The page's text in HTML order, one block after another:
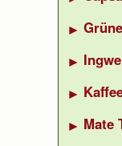
Mate